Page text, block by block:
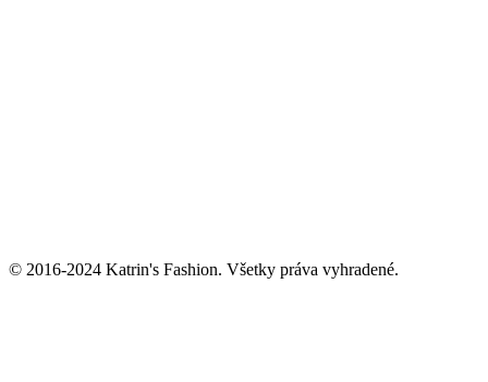
© 2016-2024 Katrin's Fashion. Všetky práva vyhradené.